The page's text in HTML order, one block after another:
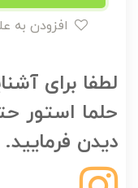
لطفا برای
حلما استور
دیدن فرمایید.